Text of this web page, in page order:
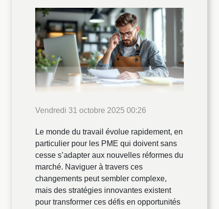
Vendredi 31 octobre 2025 00:26
Le monde du travail évolue rapidement, en
particulier pour les PME qui doivent sans
cesse s’adapter aux nouvelles réformes du
marché. Naviguer à travers ces
changements peut sembler complexe,
mais des stratégies innovantes existent
pour transformer ces défis en opportunités